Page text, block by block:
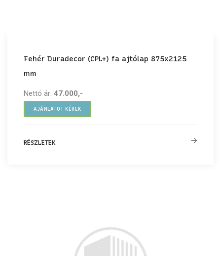
Fehér Duradecor (CPL+) fa ajtólap 875x2125
mm
Nettó ár: 47.000,-
AJÁNLATOT KÉREK
RÉSZLETEK